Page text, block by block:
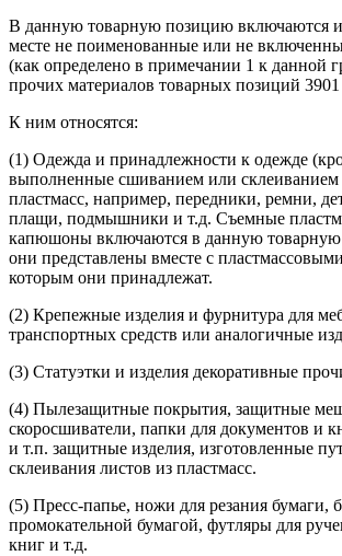
В данную товарную позицию включаются
месте не поименованные или не
(как определено в примечании 1 к данной
прочих материалов товарных позиций 3901
К ним относятся:
(1) Одежда и принадлежности к одежде
выполненные сшиванием или склеиванием
пластмасс, например, передники, ремни,
плащи, подмышники и т.д. Съемные
капюшоны включаются в данную
они представлены вместе с
которым они принадлежат.
(2) Крепежные изделия и фурнитура для
транспортных средств или аналогичные
(3) Статуэтки и изделия декоративные
(4) Пылезащитные покрытия, защитные
скоросшиватели, папки для документов и
и т.п. защитные изделия, изготовленные
склеивания листов из пластмасс.
(5) Пресс-папье, ножи для резания бумаги,
промокательной бумагой, футляры для
книг и т.д.